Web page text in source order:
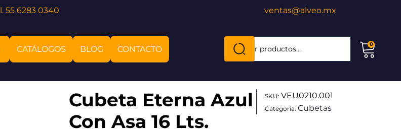
55 6283 0340 ventas@alveo.mx
CATÁLOGOS BLOG CONTACTO
Buscar
por:
Cuando hay resultados autocompletados,
0
Cubeta Eterna Azul
Con Asa 16 Lts.
SKU: VEU0210.001
Categoría: Cubetas